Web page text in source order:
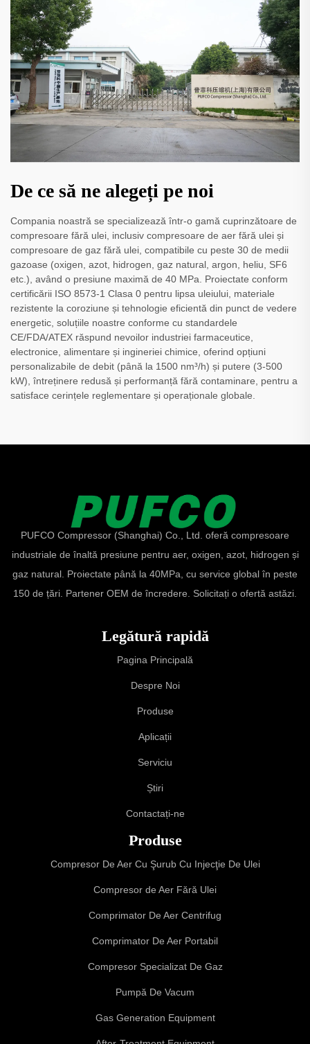
De ce să ne alegeți pe noi
Compania noastră se specializează într-o gamă cuprinzătoare de
compresoare fără ulei, inclusiv compresoare de aer fără ulei și
compresoare de gaz fără ulei, compatibile cu peste 30 de medii
gazoase (oxigen, azot, hidrogen, gaz natural, argon, heliu, SF6
etc.), având o presiune maximă de 40 MPa. Proiectate conform
certificării ISO 8573-1 Clasa 0 pentru lipsa uleiului, materiale
rezistente la coroziune și tehnologie eficientă din punct de vedere
energetic, soluțiile noastre conforme cu standardele
CE/FDA/ATEX răspund nevoilor industriei farmaceutice,
electronice, alimentare și ingineriei chimice, oferind opțiuni
personalizabile de debit (până la 1500 nm³/h) și putere (3-500
kW), întreținere redusă și performanță fără contaminare, pentru a
satisface cerințele reglementare și operaționale globale.
PUFCO Compressor (Shanghai) Co., Ltd. oferă compresoare
industriale de înaltă presiune pentru aer, oxigen, azot, hidrogen și
gaz natural. Proiectate până la 40MPa, cu service global în peste
150 de țări. Partener OEM de încredere. Solicitați o ofertă astăzi.
Legătură rapidă
Pagina Principală
Despre Noi
Produse
Aplicații
Serviciu
Știri
Contactați-ne
Produse
Compresor De Aer Cu Şurub Cu Injecţie De Ulei
Compresor de Aer Fără Ulei
Comprimator De Aer Centrifug
Comprimator De Aer Portabil
Compresor Specializat De Gaz
Pumpă De Vacum
Gas Generation Equipment